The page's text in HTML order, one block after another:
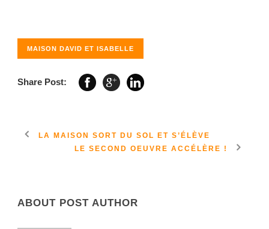
MAISON DAVID ET ISABELLE
Share Post:
LA MAISON SORT DU SOL ET S’ÉLÈVE
LE SECOND OEUVRE ACCÉLÈRE !
ABOUT POST AUTHOR